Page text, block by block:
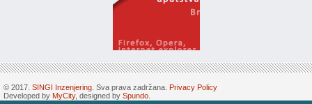
© 2017. SINGI Inzenjering . Sva prava zadržana. Privacy Policy
Developed by MyCity, designed by Spundo